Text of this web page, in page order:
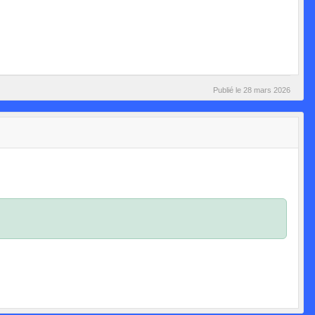
Publié le 28 mars 2026